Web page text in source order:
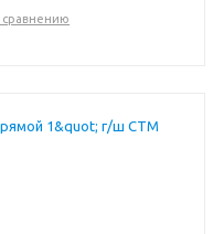
сравнению